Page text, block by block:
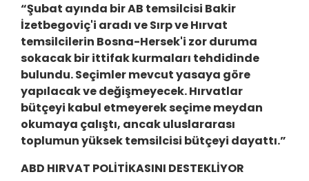
“Şubat ayında bir AB temsilcisi Bakir
İzetbegoviç'i aradı ve Sırp ve Hırvat
temsilcilerin Bosna-Hersek'i zor duruma
sokacak bir ittifak kurmaları tehdidinde
bulundu. Seçimler mevcut yasaya göre
yapılacak ve değişmeyecek. Hırvatlar
bütçeyi kabul etmeyerek seçime meydan
okumaya çalıştı, ancak uluslararası
toplumun yüksek temsilcisi bütçeyi dayattı.”
ABD HIRVAT POLİTİKASINI DESTEKLİYOR